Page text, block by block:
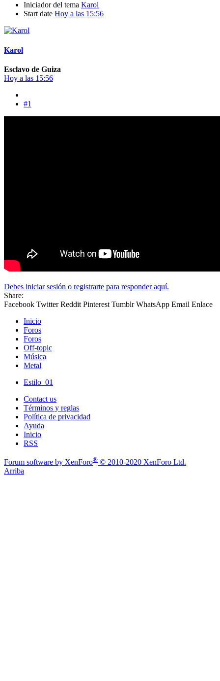
Iniciador del tema Karol
Start date Hoy a las 15:56
Karol
Esclavo de Guiza
Hoy a las 15:56
#1
Debes iniciar sesión o registrarte para responder aquí.
Share:
Facebook Twitter Reddit Pinterest Tumblr WhatsApp Email Enlace
Inicio
Foros
Foros
Off-topic
Música
Metal
Estilo_01
Contact us
Términos y reglas
Política de privacidad
Ayuda
Inicio
RSS
Forum software by XenForo® © 2010-2020 XenForo Ltd.
Arriba